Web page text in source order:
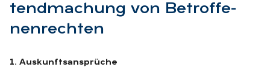
tend­ma­chung von Be­trof­fe­
nen­rech­ten
1. Auskunftsansprüche